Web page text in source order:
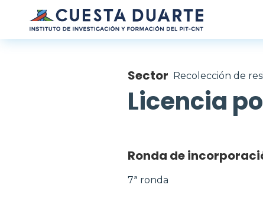
Pasar al contenido principal
Sector Recolección de
Licencia
Ronda de
7ª ronda